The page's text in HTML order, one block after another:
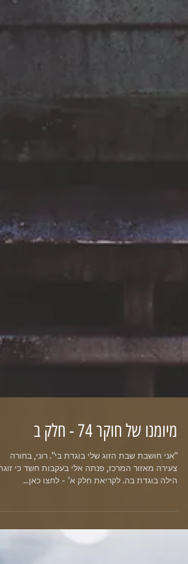
מיומנו של חוקר 74 - חלק ב
"אני חושבת שבת הזוג שלי בוגדת בי". רוני, בחורה
הילה בוגדת בה. לקריאת חלק א' - לחצו כאן...